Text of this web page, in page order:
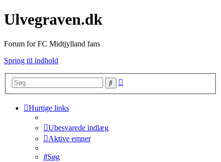
Ulvegraven.dk
Forum for FC Midtjylland fans
Spring til indhold
Søg
Hurtige links
Ubesvarede indlæg
Aktive emner
Søg